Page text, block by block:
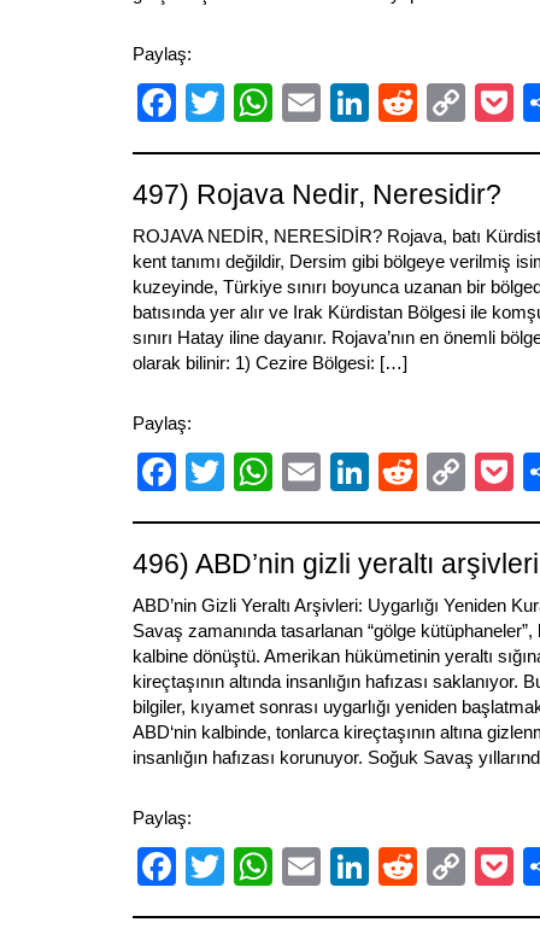
Paylaş:
Facebook
TwitterWhatsApp
EmailLinkedIn
Reddit
Link
497) Rojava Nedir, Neresidir?
ROJAVA NEDİR, NERESİDİR? Rojava, batı
kent tanımı değildir, Dersim gibi bölgeye verilmiş
kuzeyinde, Türkiye sınırı boyunca uzanan bir
batısında yer alır ve Irak Kürdistan Bölgesi ile
sınırı Hatay iline dayanır. Rojava’nın en önemli
olarak bilinir: 1) Cezire Bölgesi: […]
Paylaş:
Facebook
TwitterWhatsApp
EmailLinkedIn
Reddit
Link
496) ABD’nin gizli yeraltı arşivleri
ABD’nin Gizli Yeraltı Arşivleri: Uygarlığı Yeniden
Savaş zamanında tasarlanan “gölge kütüphaneler”,
kalbine dönüştü. Amerikan hükümetinin yeraltı
kireçtaşının altında insanlığın hafızası saklanıyor.
bilgiler, kıyamet sonrası uygarlığı yeniden
ABD‘nin kalbinde, tonlarca kireçtaşının altına
insanlığın hafızası korunuyor. Soğuk Savaş
Paylaş:
Facebook
TwitterWhatsApp
EmailLinkedIn
Reddit
Link